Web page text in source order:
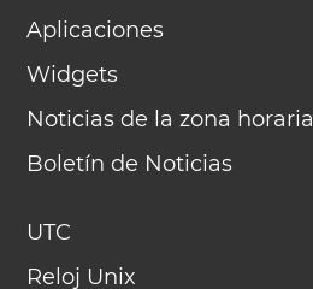
Aplicaciones
Widgets
Noticias de la zona horaria
Boletín de Noticias
UTC
Reloj Unix